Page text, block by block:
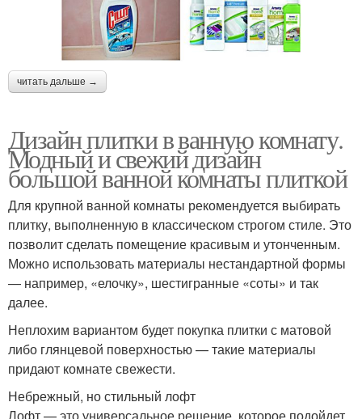
читать дальше →
Дизайн плитки в ванную комнату.
Модный и свежий дизайн
большой ванной комнаты плиткой
Для крупной ванной комнаты рекомендуется выбирать
плитку, выполненную в классическом строгом стиле. Это
позволит сделать помещение красивым и утонченным.
Можно использовать материалы нестандартной формы
— например, «елочку», шестигранные «соты» и так
далее.
Неплохим вариантом будет покупка плитки с матовой
либо глянцевой поверхностью — такие материалы
придают комнате свежести.
Небрежный, но стильный лофт